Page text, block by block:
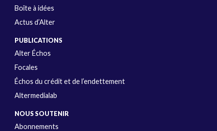
Boîte à idées
Actus d’Alter
PUBLICATIONS
Alter Échos
Focales
Échos du crédit et de l’endettement
Altermedialab
NOUS SOUTENIR
Abonnements